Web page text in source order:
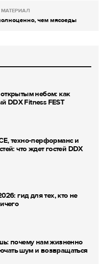
чем мясоеды
небом: как
DDX Fitness FEST
техно-перформанс и
что ждет гостей DDX
гид для тех, кто не
почему нам жизненно
шум и возвращаться